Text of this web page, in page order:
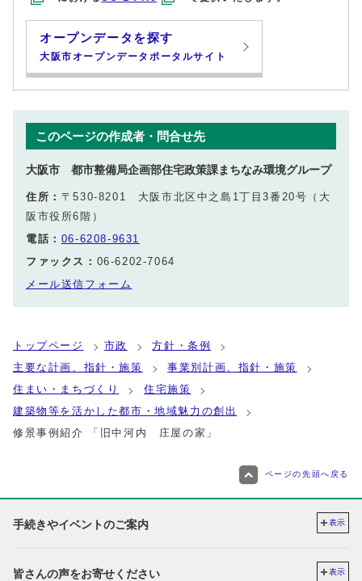
オープンデータを探す
大阪市オープンデータポータルサイト
このページの作成者・問合せ先
大阪市 都市整備局企画部住宅政策課まちなみ環境グループ
住所： 〒530-8201 大阪市北区中之島1丁目3番20号（大
阪市役所6階）
電話： 06-6208-9631
ファックス： 06-6202-7064
メール送信フォーム
トップページ 市政
方針・条例
主要な計画、指針・施策
事業別計画、指針・施策
住まい・まちづくり
住宅施策
建築物等を活かした都市・地域魅力の創出
修景事例紹介 「旧中河内 庄屋の家」
ページの先頭へ戻る
手続きやイベントのご案内 表示
皆さんの声をお寄せください 表示